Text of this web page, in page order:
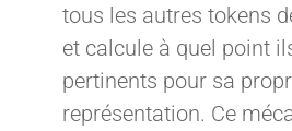
tous les autres tokens
et calcule à quel point
pertinents pour sa
représentation. Ce